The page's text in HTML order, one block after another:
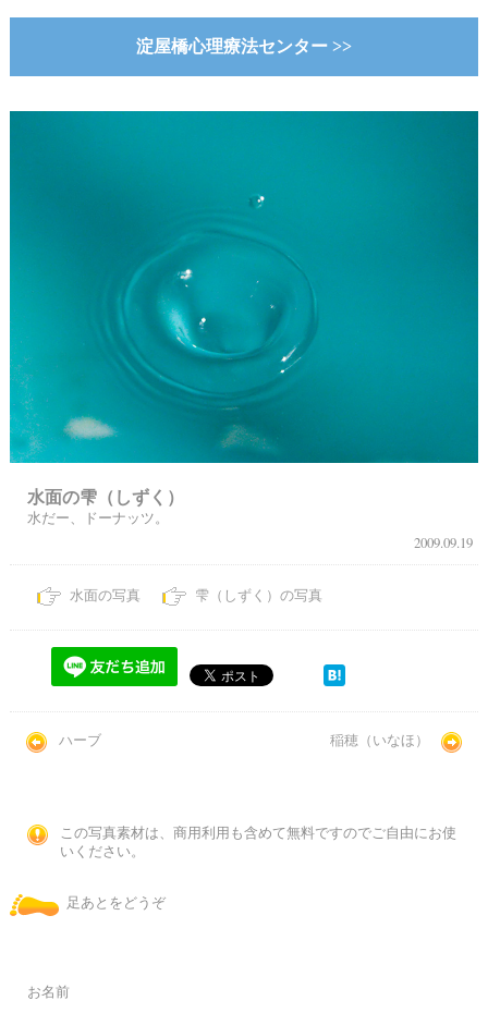
淀屋橋心理療法センター >>
水面の雫（しずく）
水だー、ドーナッツ。
2009.09.19
水面の写真 雫（しずく）の写真
ハーブ 稲穂（いなほ）
この写真素材は、商用利用も含めて無料ですのでご自由にお使
いください。
足あとをどうぞ
お名前